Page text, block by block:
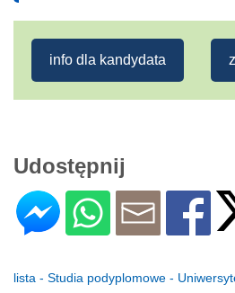
info dla kandydata
Udostępnij
lista - Studia podyplomowe -